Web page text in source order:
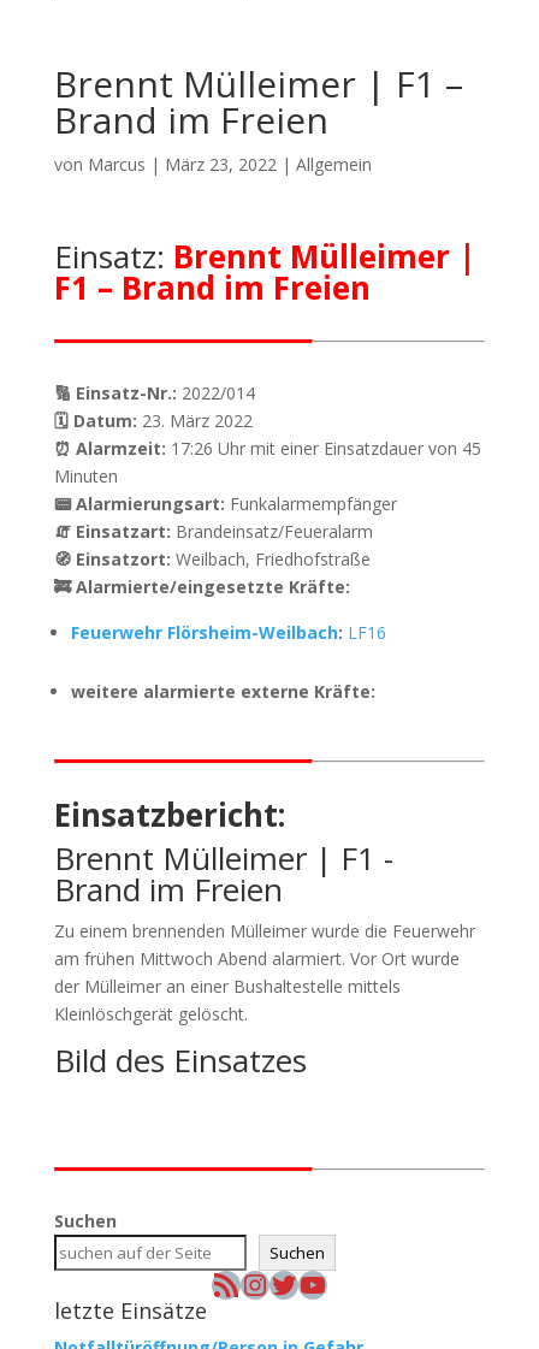
Brennt Mülleimer | F1 –
Brand im Freien
von Marcus | März 23, 2022| Allgemein
Einsatz: Brennt Mülleimer |
F1 – Brand im Freien
🔢 Einsatz-Nr.: 2022/014
🗓 Datum: 23. März 2022
⏰ Alarmzeit: 17:26 Uhr mit einer Einsatzdauer von 45
Minuten
📟 Alarmierungsart: Funkalarmempfänger
🧯 Einsatzart: Brandeinsatz/Feueralarm
🧭 Einsatzort: Weilbach, Friedhofstraße
🚒 Alarmierte/eingesetzte Kräfte:
Feuerwehr Flörsheim-Weilbach: LF16
weitere alarmierte externe Kräfte:
Einsatzbericht:
Brennt Mülleimer | F1 -
Brand im Freien
Zu einem brennenden Mülleimer wurde die Feuerwehr
am frühen Mittwoch Abend alarmiert. Vor Ort wurde
der Mülleimer an einer Bushaltestelle mittels
Kleinlöschgerät gelöscht.
Bild des Einsatzes
Suchen
Suchen
RSS-FeedInstagram
Twitter
YouTube
letzte Einsätze